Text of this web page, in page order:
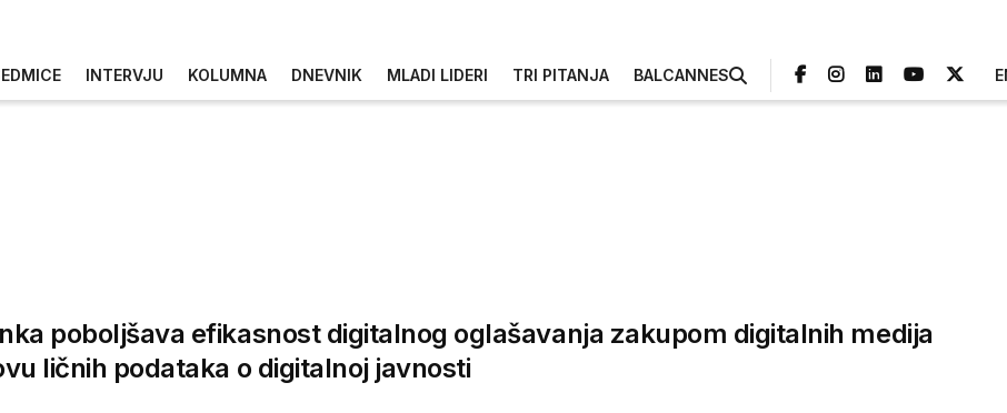
INTERVJU KOLUMNA DNEVNIK MLADI LIDERI TRI PITANJA BALCANNES
poboljšava efikasnost digitalnog oglašavanja zakupom digitalnih medija
ličnih podataka o digitalnoj javnosti